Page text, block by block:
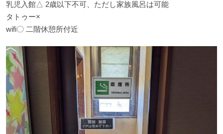
乳児入館△ 2歳以下不可、ただし家族風呂は可能
タトゥー×
wifi〇 二階休憩所付近